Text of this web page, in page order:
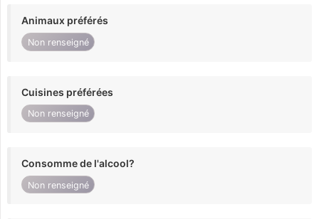
Animaux préférés
Non renseigné
Cuisines préférées
Non renseigné
Consomme de l'alcool?
Non renseigné